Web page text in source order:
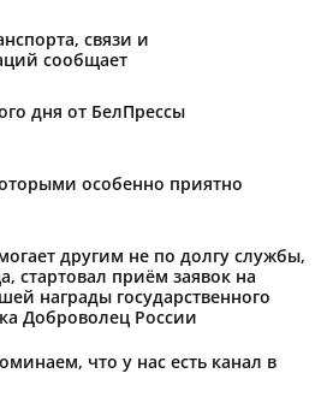
связи и
сообщает
дня от БелПрессы
особенно приятно
другим не по долгу службы,
стартовал приём заявок на
награды государственного
Доброволец России
что у нас есть канал в